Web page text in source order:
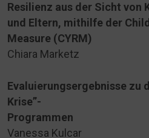
Resilienz aus der Sicht von
und Eltern, mithilfe der
Measure (CYRM)
Chiara Marketz
Evaluierungsergebnisse zu
Krise”-
Programmen
Vanessa Kulcar